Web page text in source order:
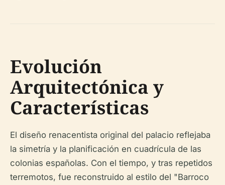
Evolución
Arquitectónica y
Características
El diseño renacentista original del palacio reflejaba
la simetría y la planificación en cuadrícula de las
colonias españolas. Con el tiempo, y tras repetidos
terremotos, fue reconstruido al estilo del "Barroco